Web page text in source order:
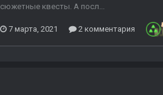
сюжетные квесты. А посл...
7 марта, 2021 2 комментария